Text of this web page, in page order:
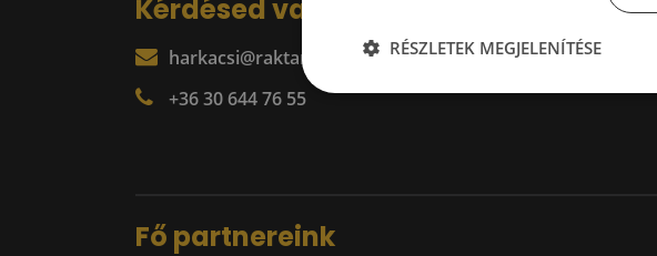
Kérdésed van?
harkacsi@raktarkereso.hu
+36 30 644 76 55
Hírlevél
Fő partnereink
RÉSZLETEK MEGJELENÍTÉSE